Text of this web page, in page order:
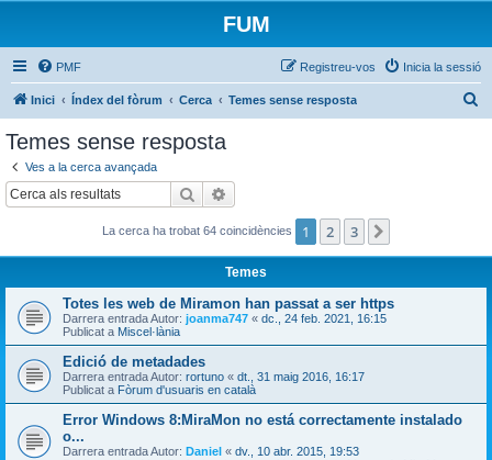
FUM
PMF Inicia la sessió
Registreu-vos
Inici Índex del fòrum Cerca Temes sense resposta
Temes sense resposta
Ves a la cerca avançada
Cerca
La cerca ha trobat 64 coincidències 1 2 3
Temes
Totes les web de Miramon han passat a ser https
Darrera entrada Autor: joanma747 « dc., 24 feb. 2021, 16:15
Publicat a Miscel·lània
Edició de metadades
Darrera entrada Autor: rortuno « dt., 31 maig 2016, 16:17
Publicat a Fòrum d'usuaris en català
Error Windows 8:MiraMon no está correctamente instalado
o...
Darrera entrada Autor: Daniel « dv., 10 abr. 2015, 19:53